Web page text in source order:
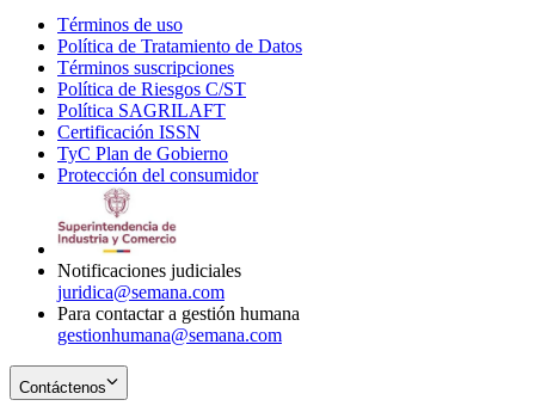
Términos de uso
in
new
window
Política de Tratamiento de Datos
Términos suscripciones
in
Política de Riesgos C/ST
Política SAGRILAFT
new
window
Certificación ISSN
in
new
TyC Plan de Gobierno
in
Protección del consumidorOpens
Notificaciones judiciales
juridica@semana.com
Para contactar a gestión humana
gestionhumana@semana.com
Contáctenos